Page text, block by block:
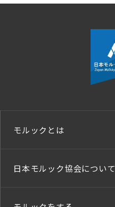
モルックとは
日本モルック協会について